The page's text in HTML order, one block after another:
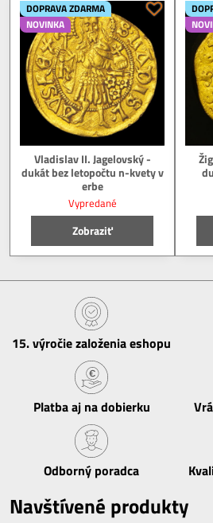
DOPRAVA ZDARMA
NOVINKA
Vladislav II. Jagelovský -
dukát bez letopočtu n-kvety v
erbe
Vypredané
Zobraziť
15​. výročie založenia eshopu
Platba aj na dobierku
Odborný poradca
Navštívené produkty